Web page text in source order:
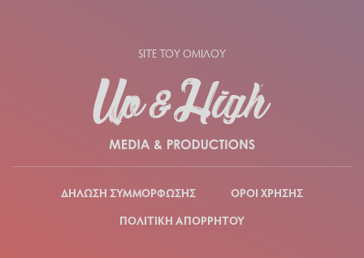
SITE ΤΟΥ ΟΜΙΛΟΥ
ΔΗΛΩΣΗ ΣΥΜΜΟΡΦΩΣΗΣ
ΟΡΟΙ ΧΡΗΣΗΣ
ΠΟΛΙΤΙΚΗ ΑΠΟΡΡΗΤΟΥ